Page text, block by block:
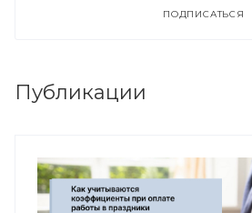
ПОДПИСАТЬСЯ
Публикации